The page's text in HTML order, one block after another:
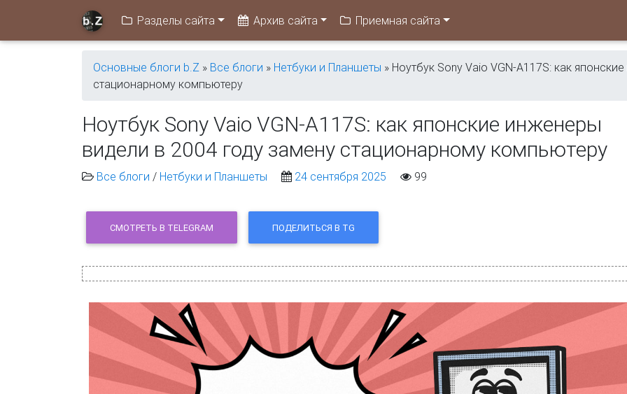
Разделы сайта Архив сайта Приемная сайта
Основные блоги b.Z » Все блоги » Нетбуки и Планшеты » Ноутбук Sony Vaio VGN-A117S: как
стационарному компьютеру
Ноутбук Sony Vaio VGN-A117S: как японские инженеры
видели в 2004 году замену стационарному компьютеру
Все блоги / Нетбуки и Планшеты 24 сентября 2025 99
СМОТРЕТЬ В TELEGRAM ПОДЕЛИТЬСЯ В TG